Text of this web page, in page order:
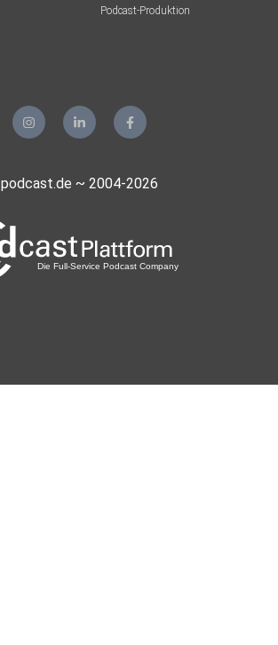
Podcast-Produktion
podcast.de ~ 2004-2026